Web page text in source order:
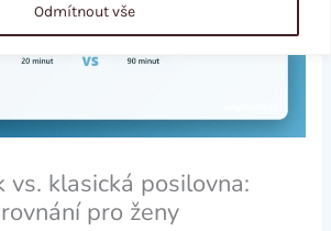
Odmítnout vše
vs. klasická posilovna:
pro ženy